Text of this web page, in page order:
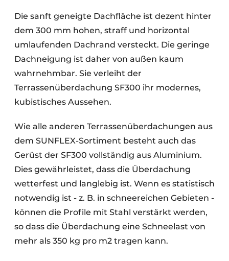
Die sanft geneigte Dachfläche ist dezent hinter
dem 300 mm hohen, straff und horizontal
umlaufenden Dachrand versteckt. Die geringe
Dachneigung ist daher von außen kaum
wahrnehmbar. Sie verleiht der
Terrassenüberdachung SF300 ihr modernes,
kubistisches Aussehen.
Wie alle anderen Terrassenüberdachungen aus
dem SUNFLEX-Sortiment besteht auch das
Gerüst der SF300 vollständig aus Aluminium.
Dies gewährleistet, dass die Überdachung
wetterfest und langlebig ist. Wenn es statistisch
notwendig ist - z. B. in schneereichen Gebieten -
können die Profile mit Stahl verstärkt werden,
so dass die Überdachung eine Schneelast von
mehr als 350 kg pro m2 tragen kann.